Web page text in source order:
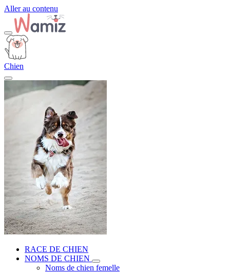
Aller au contenu
Chien
RACE DE CHIEN
NOMS DE CHIEN
Noms de chien femelle